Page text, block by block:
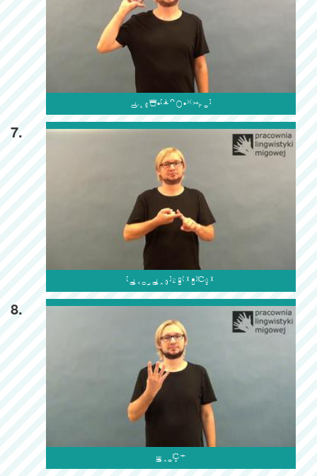

7.

8.
